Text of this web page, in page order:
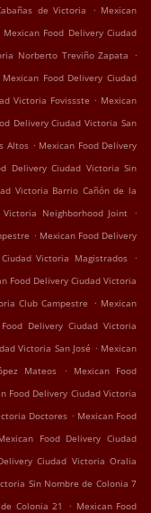
de Victoria
. Mexican
Mexican Food Delivery Ciudad
Norberto Treviño Zapata .
Mexican Food Delivery Ciudad
Victoria Fovissste . Mexican
Delivery Ciudad Victoria San
Altos . Mexican Food Delivery
Delivery Ciudad Victoria Sin
Victoria Barrio Cañón de la
Neighborhood Joint .
. Mexican Food Delivery
Victoria Magistrados .
Food Delivery Ciudad Victoria
Club Campestre . Mexican
Delivery Ciudad Victoria
Victoria San José . Mexican
Mateos
.
Mexican Food
Food Delivery Ciudad Victoria
Doctores . Mexican Food
Food Delivery Ciudad
Ciudad Victoria Oralia
Sin Nombre de Colonia 7
Colonia 21 . Mexican Food